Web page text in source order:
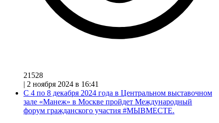
21528
| 2 ноября 2024 в 16:41
С 4 по 8 декабря 2024 года в Центральном выставочном
зале «Манеж» в Москве пройдет Международный
форум гражданского участия #МЫВМЕСТЕ.